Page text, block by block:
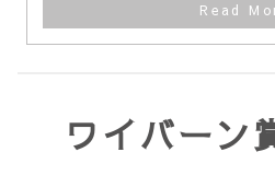
ワイバーン